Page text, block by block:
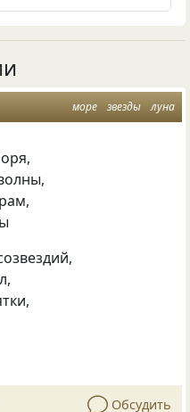
море звезды луна
Обсудить